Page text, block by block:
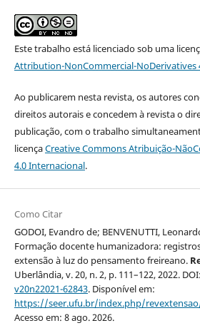
Este trabalho está licenciado sob uma
Attribution-NonCommercial-NoDerivatives
Ao publicarem nesta revista, os autores
direitos autorais e concedem à revista o
publicação, com o trabalho
licençaCreative Commons Atribuição-
4.0 Internacional.
Como Citar
GODOI, Evandro de; BENVENUTTI,
Formação docente humanizadora:
extensão à luz do pensamento freireano.
Uberlândia, v. 20, n. 2, p. 111–122, 2022. DOI:
v20n22021-62843. Disponível em:
https://seer.ufu.br/index.php/
Acesso em: 8 ago. 2026.